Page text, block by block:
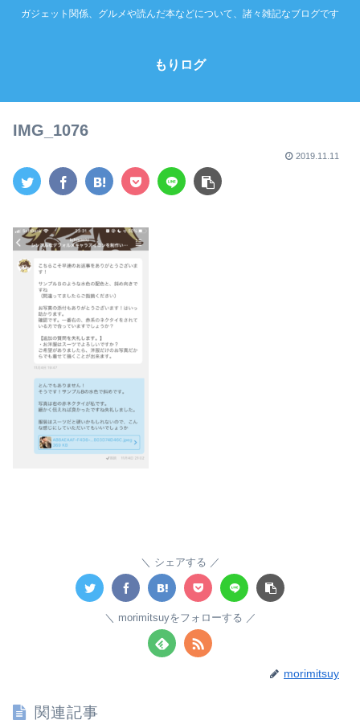
ガジェット関係、グルメや読んだ本などについて、諸々雑記なブログです
もりログ
IMG_1076
2019.11.11
シェアする
morimitsuyをフォローする
morimitsuy
関連記事